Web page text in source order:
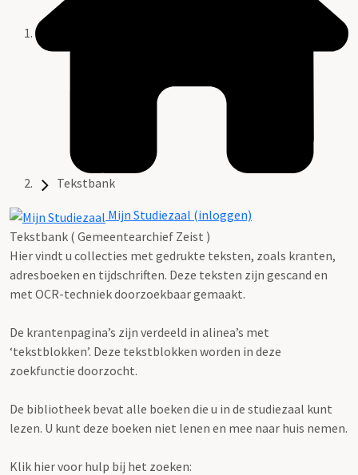
Tekstbank
Mijn Studiezaal (inloggen)
Tekstbank ( Gemeentearchief Zeist )
Hier vindt u collecties met gedrukte teksten, zoals kranten,
adresboeken en tijdschriften. Deze teksten zijn gescand en
met OCR-techniek doorzoekbaar gemaakt.
De krantenpagina’s zijn verdeeld in alinea’s met
‘tekstblokken’. Deze tekstblokken worden in deze
zoekfunctie doorzocht.
De bibliotheek bevat alle boeken die u in de studiezaal kunt
lezen. U kunt deze boeken niet lenen en mee naar huis nemen.
Klik hier voor hulp bij het zoeken: